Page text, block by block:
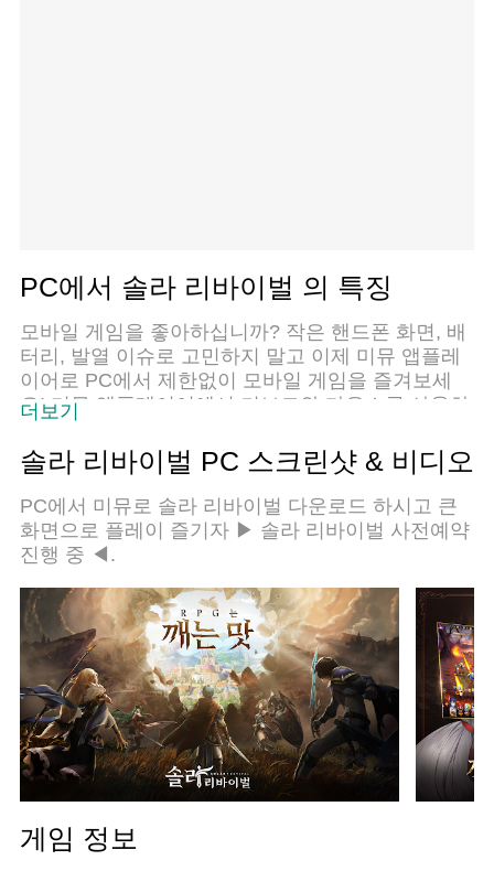
PC에서 솔라 리바이벌 의 특징
모바일 게임을 좋아하십니까? 작은 핸드폰 화면, 배
터리, 발열 이슈로 고민하지 말고 이제 미뮤 앱플레
이어로 PC에서 제한없이 모바일 게임을 즐겨보세
요! 미뮤 앱플레이어에서 키보드와 마우스를 사용하
컴퓨터에서 다운로드 하시고 솔라 리바이벌 설치하
세요. 배터리 걱정, 발열 걱정 필요없이 마음껏 즐길
수 있습니다; 미뮤 멀티로 무장하여 모바일 게임을
한층 더 재미있게 플레이할 수 있습니다!
더보기
솔라 리바이벌 PC 스크린샷 & 비디오
PC에서 미뮤로 솔라 리바이벌 다운로드 하시고 큰
화면으로 플레이 즐기자 ▶ 솔라 리바이벌 사전예약
진행 중 ◀.
게임 정보